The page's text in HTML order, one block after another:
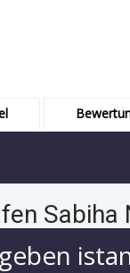
Sabiha